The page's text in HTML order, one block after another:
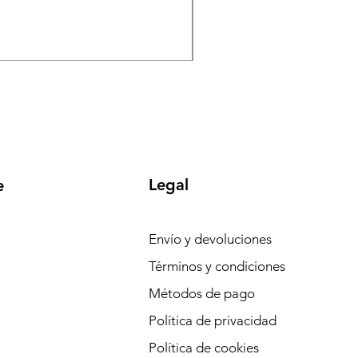
Legal
Envío y devoluciones
Términos y condiciones
Métodos de pago
Política de privacidad
Política de cookies